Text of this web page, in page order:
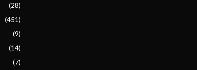
(28)
(451)
(9)
(14)
(7)